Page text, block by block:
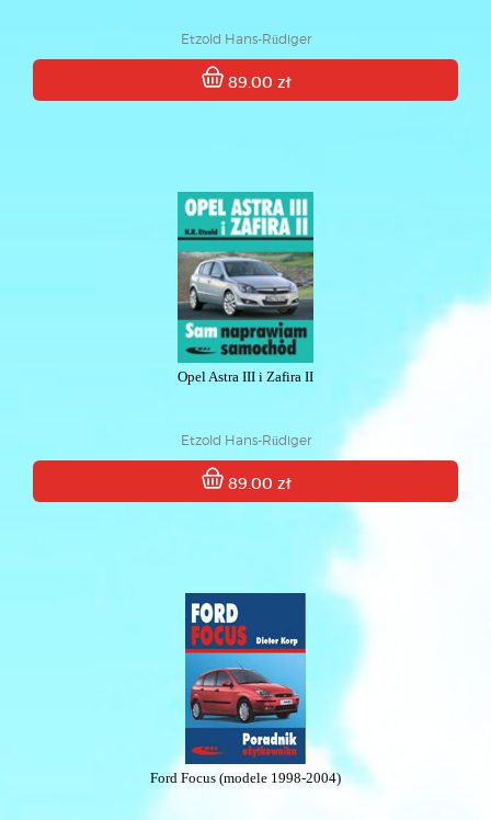
Etzold Hans-Rüdiger
89.00 zł
Opel Astra III i Zafira II
Etzold Hans-Rüdiger
89.00 zł
Ford Focus (modele 1998-2004)